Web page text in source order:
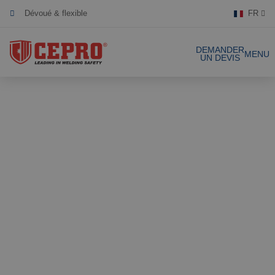
Dévoué & flexible
Produits certifiés
FR
DEMANDER
UN DEVIS MENU